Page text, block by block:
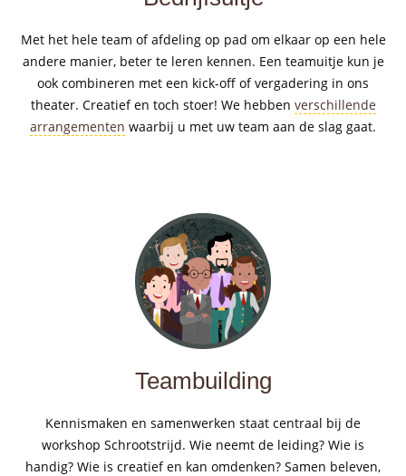
Met het hele team of afdeling op pad om elkaar op een hele
andere manier, beter te leren kennen. Een teamuitje kun je
ook combineren met een kick-off of vergadering in ons
theater. Creatief en toch stoer! We hebben verschillende
arrangementen waarbij u met uw team aan de slag gaat.
Teambuilding
Kennismaken en samenwerken staat centraal bij de
workshop Schrootstrijd. Wie neemt de leiding? Wie is
handig? Wie is creatief en kan omdenken? Samen beleven,